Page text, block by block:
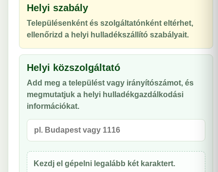
Helyi szabály
Településenként és szolgáltatónként eltérhet,
ellenőrizd a helyi hulladékszállító szabályait.
Helyi közszolgáltató
Add meg a települést vagy irányítószámot, és
megmutatjuk a helyi hulladékgazdálkodási
információkat.
Kezdj el gépelni legalább két karaktert.